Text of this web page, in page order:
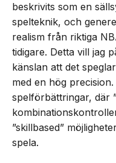
beskrivits som en
spelteknik, och
realism från riktiga
tidigare. Detta vill jag
känslan att det
med en hög
spelförbättringar, där
”skillbased”
spela.